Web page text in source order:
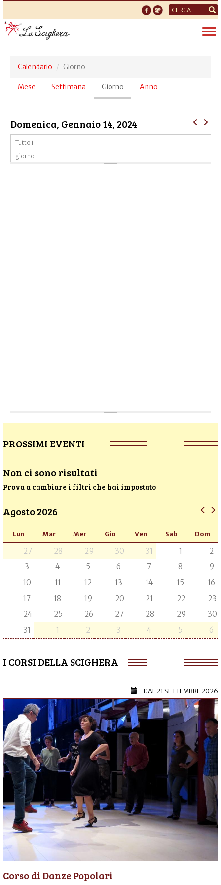
Form
di
ricerca
Calendario Giorno
Schede
Mese Settimana Giorno (scheda
attiva)
Anno
Domenica, Gennaio 14, 2024
Tutto il
giorno
PROSSIMI EVENTI
Non ci sono risultati
Prova a cambiare i filtri che hai impostato
Agosto 2026
Lun Mar Mer Gio Ven Sab Dom
27 28 29 30 31 1
2
3
4 5 6 7 8
9
10
11 12 13 14 15
16
17
18 19 20 21 22
23
24
25 26 27 28 29
30
31
1 2 3 4 5 6
I CORSI DELLA SCIGHERA
DAL21 SETTEMBRE 2026
Corso di Danze Popolari